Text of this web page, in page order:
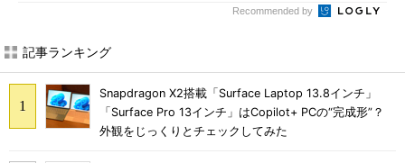
Recommended by
記事ランキング
Snapdragon X2搭載「Surface Laptop 13.8インチ」
「Surface Pro 13インチ」はCopilot+ PCの“完成形”？
外観をじっくりとチェックしてみた